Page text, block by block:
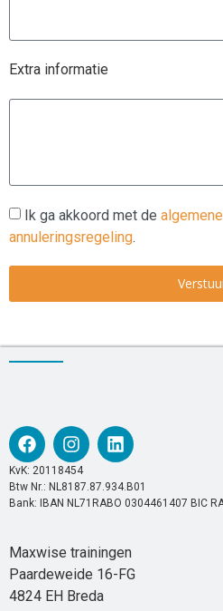
Extra informatie
Ik ga akkoord met de
annuleringsregeling.
KvK: 20118454
Btw Nr.: NL8187.87.934.B01
Bank: IBAN NL71RABO 0304461407 BIC
Maxwise trainingen
Paardeweide 16-FG
4824 EH Breda